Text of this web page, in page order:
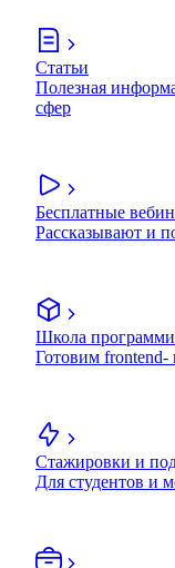
Статьи
Полезная
сфер
Бесплатные
Рассказывают и
Школа
Готовим frontend-
Стажировки и
Для студентов и